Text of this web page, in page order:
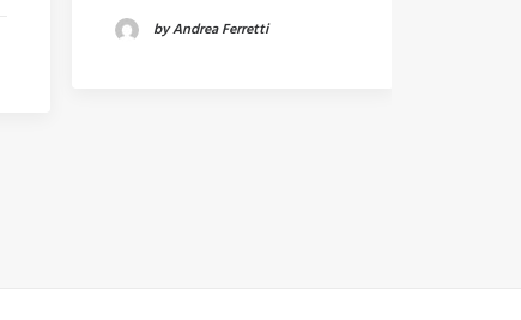
by Andrea Ferretti